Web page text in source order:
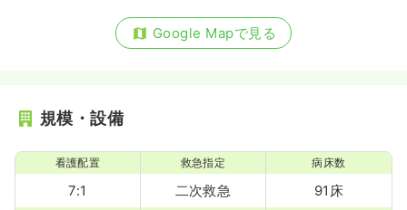
Google Mapで見る
規模・設備
看護配置
7:1
救急指定
二次救急
病床数
91床